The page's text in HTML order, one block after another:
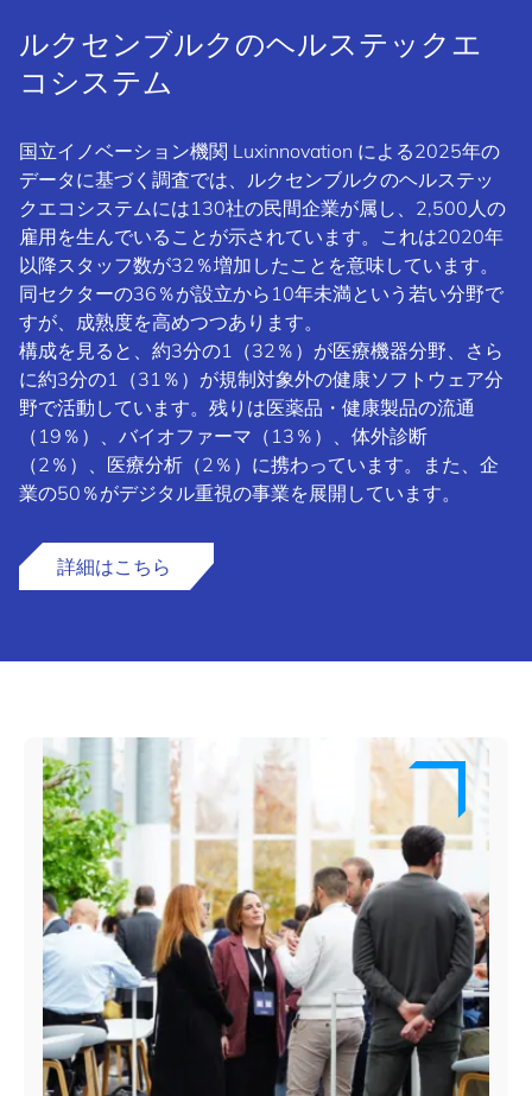
ルクセンブルクのヘルステックエ
コシステム
国立イノベーション機関 Luxinnovation による2025年の
データに基づく調査では、ルクセンブルクのヘルステッ
クエコシステムには130社の民間企業が属し、2,500人の
雇用を生んでいることが示されています。これは2020年
以降スタッフ数が32％増加したことを意味しています。
同セクターの36％が設立から10年未満という若い分野で
すが、成熟度を高めつつあります。
構成を見ると、約3分の1（32％）が医療機器分野、さら
に約3分の1（31％）が規制対象外の健康ソフトウェア分
野で活動しています。残りは医薬品・健康製品の流通
（19％）、バイオファーマ（13％）、体外診断
（2％）、医療分析（2％）に携わっています。また、企
業の50％がデジタル重視の事業を展開しています。
詳細はこちら